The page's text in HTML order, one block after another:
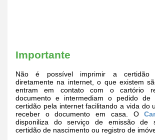
Importante
Não é possível imprimir a certidão
diretamente na internet, o que existem
entram em contato com o cartório
documento e intermediam o pedido de
certidão pela internet facilitando a vida do
receber o documento em casa. O
disponiliza do serviço de emissão de
certidão de nascimento ou registro de